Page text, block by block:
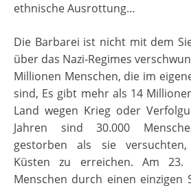
ethnische Ausrottung…
Die Barbarei ist nicht mit dem
über das Nazi-Regimes
Millionen Menschen, die im
sind, Es gibt mehr als 14
Land wegen Krieg oder
Jahren sind 30.000
gestorben als sie
Küsten zu erreichen. Am
Menschen durch einen einzigen